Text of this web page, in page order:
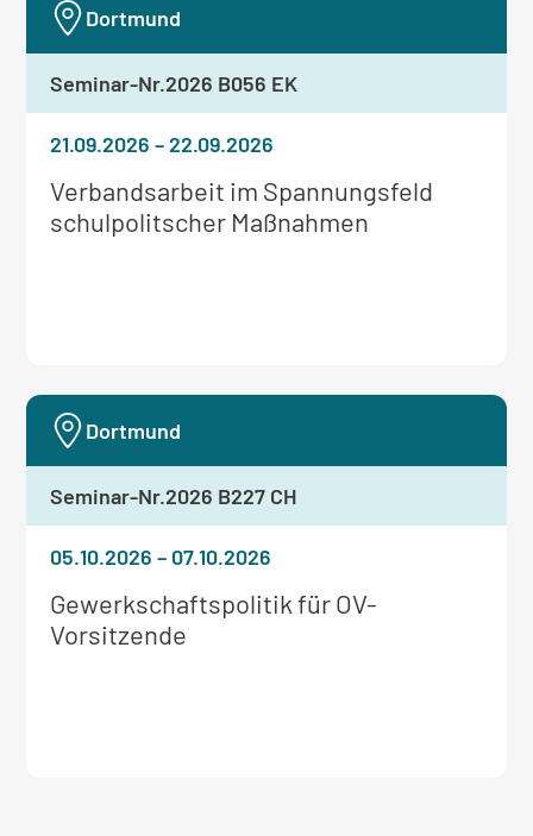
Weitere
Informationen
Verbandsarbeit im Spannungsfeld
schulpolitscher Maßnahmen
21.09.2026–22.09.2026
Dortmund
Seminar-Nr.2026 B056 EK
Weitere
Informationen
Gewerkschaftspolitik für OV-
Vorsitzende
05.10.2026– 07.10.2026
Dortmund
Seminar-Nr.2026 B227 CH